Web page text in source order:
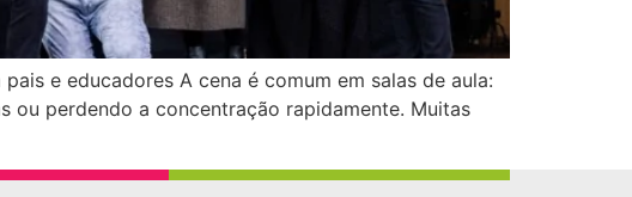
e educadores A cena é comum em salas de aula:
ou perdendo a concentração rapidamente. Muitas